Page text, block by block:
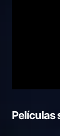
Películas